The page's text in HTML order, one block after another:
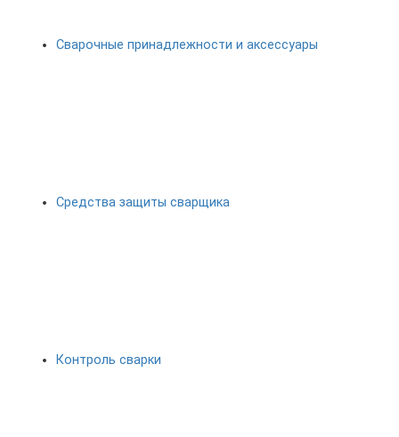
Сварочные принадлежности и аксессуары
Средства защиты сварщика
Контроль сварки